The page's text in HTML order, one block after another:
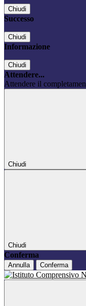
Chiudi
Successo
Chiudi
Informazione
Chiudi
Attendere...
Attendere il
Chiudi
Chiudi
Conferma
Annulla Conferma